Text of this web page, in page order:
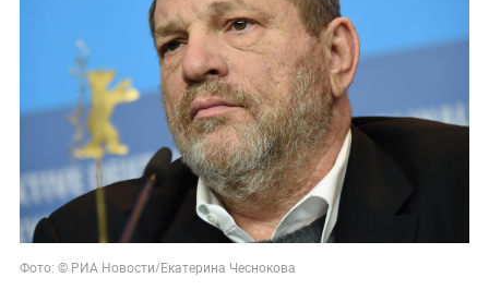
Фото: © РИА Новости/Екатерина Чеснокова